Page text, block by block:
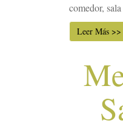
comedor,
Leer Más >>